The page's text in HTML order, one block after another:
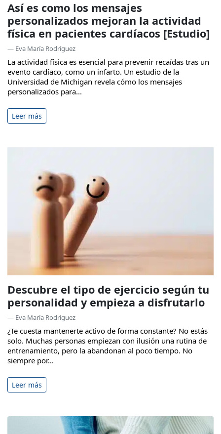
Así es como los mensajes
personalizados mejoran la actividad
física en pacientes cardíacos [Estudio]
— Eva María Rodríguez
La actividad física es esencial para prevenir recaídas tras un
evento cardíaco, como un infarto. Un estudio de la
Universidad de Michigan revela cómo los mensajes
personalizados para...
Leer más
Descubre el tipo de ejercicio según tu
personalidad y empieza a disfrutarlo
— Eva María Rodríguez
¿Te cuesta mantenerte activo de forma constante? No estás
solo. Muchas personas empiezan con ilusión una rutina de
entrenamiento, pero la abandonan al poco tiempo. No
siempre por...
Leer más